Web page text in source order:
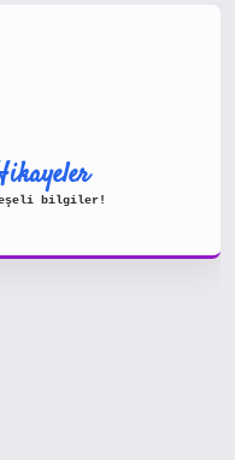
bilgiler!